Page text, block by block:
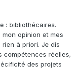
: bibliothécaires.
opinion et mes
à priori. Je dis
compétences réelles,
des projets